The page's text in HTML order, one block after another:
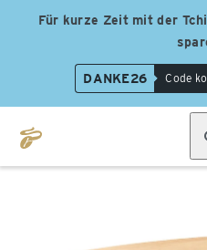
Für kurze Zeit mit der
DANKE26 Code